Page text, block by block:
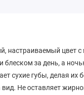
настраиваемый цвет
блеском за день, а
сухие губы, делая их
Не оставляет